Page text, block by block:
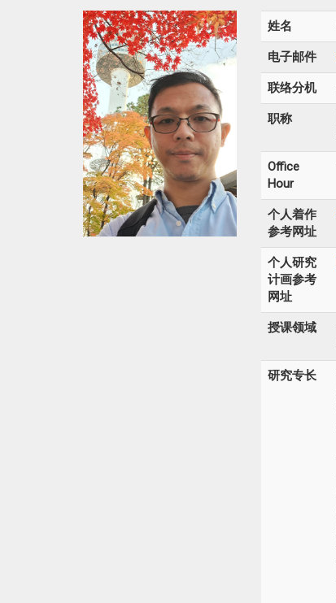
姓名
电子邮件
联络分机
职称
Office
Hour
个人着作
参考网址
个人研究
计画参考
网址
授课领域
研究专长